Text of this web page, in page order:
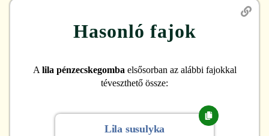
Hasonló fajok
A lila pénzecskegomba elsősorban az alábbi fajokkal
téveszthető össze:
Lila susulyka